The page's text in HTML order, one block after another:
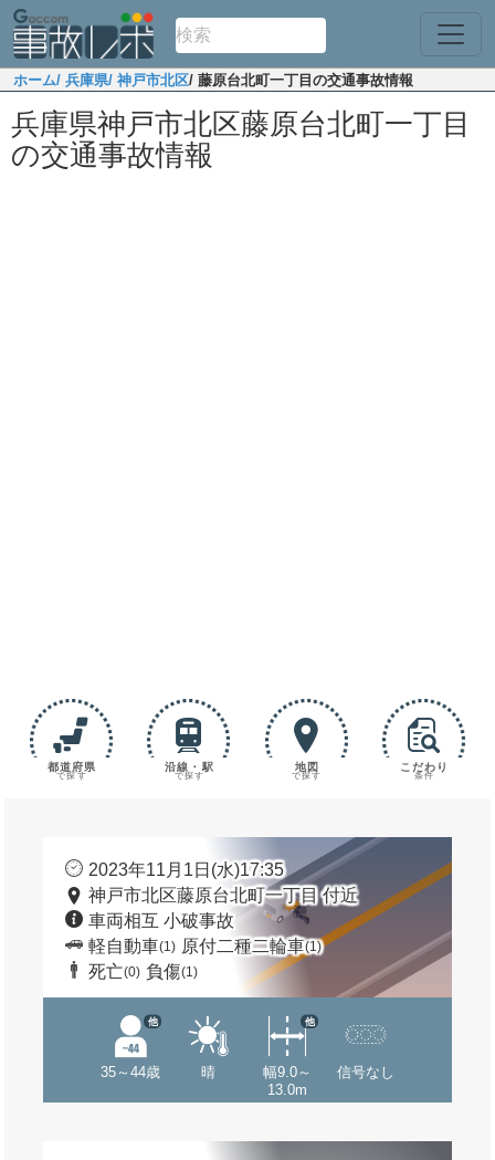
ホーム/ 兵庫県/ 神戸市北区/ 藤原台北町一丁目の交通事故情報
兵庫県神戸市北区藤原台北町一丁目
の交通事故情報
都道府県
で探す
沿線・駅
で探す
地図
で探す
こだわり
条件
2023年11月1日(水)17:35
神戸市北区藤原台北町一丁目 付近
車両相互 小破事故
軽自動車(1) 原付二種二輪車(1)
死亡(0) 負傷(1)
35～44歳
他
晴
幅9.0～
13.0m
他
信号なし